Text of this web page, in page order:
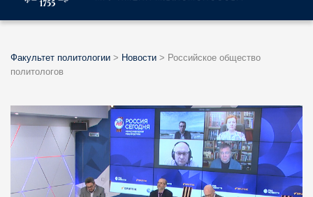
Факультет политологии > Новости > Российское общество
политологов